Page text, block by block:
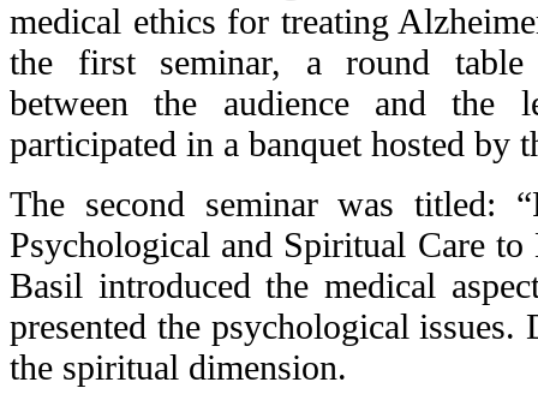
medical ethics for treating
the first seminar, a round table
between the audience and the
participated in a banquet hosted by
The second seminar was titled:
Psychological and Spiritual Care
Basil introduced the medical
presented the psychological
the spiritual dimension.